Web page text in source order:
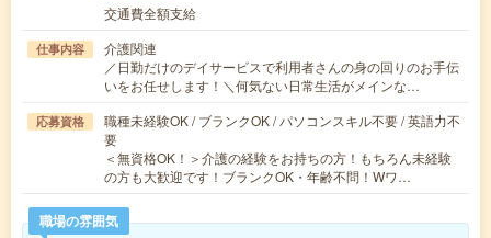
交通費全額支給
仕事内容
介護関連
／日勤だけのデイサービスで利用者さんの身の回りのお手伝
いをお任せします！＼何気ない日常生活がメインな…
応募資格
職種未経験OK / ブランクOK / パソコンスキル不要 / 英語力不
要
＜無資格OK！＞介護の経験をお持ちの方！もちろん未経験
の方も大歓迎です！ブランクOK・年齢不問！Wワ…
職場の雰囲気